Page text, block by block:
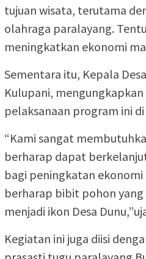
tujuan wisata, terutama
olahraga paralayang.
meningkatkan ekonomi
Sementara itu, Kepala
Kulupani, mengungkapkan
pelaksanaan program ini
“Kami sangat
berharap dapat
bagi peningkatan ekonomi
berharap bibit pohon
menjadi ikon Desa
Kegiatan ini juga diisi